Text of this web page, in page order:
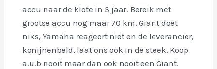
accu naar de klote in 3 jaar. Bereik met
grootse accu nog maar 70 km. Giant doet
niks, Yamaha reageert niet en de leverancier,
konijnenbeld, laat ons ook in de steek. Koop
a.u.b nooit maar dan ook nooit een Giant.